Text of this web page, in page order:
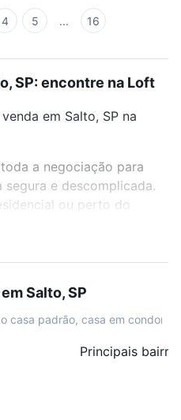
4 5 ... 16
SP: encontre na Loft
em Salto, SP na
a negociação para
e descomplicada.
ou perto do
em Salto, SP para
uma visita presencial
de 46 mil corretores e
compra, venda ou troca
para pesquisar por
Salto, SP
casa padrão, casa em
Principais